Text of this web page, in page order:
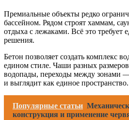
Премиальные объекты редко
бассейном. Рядом строят хаммам,
отдыха с лежаками. Всё это требует
решения.
Бетон позволяет создать комплекс
едином стиле. Чаши разных
водопады, переходы между зонами
и выглядит как единое пространство.
Популярные статьи
конструкция и применение